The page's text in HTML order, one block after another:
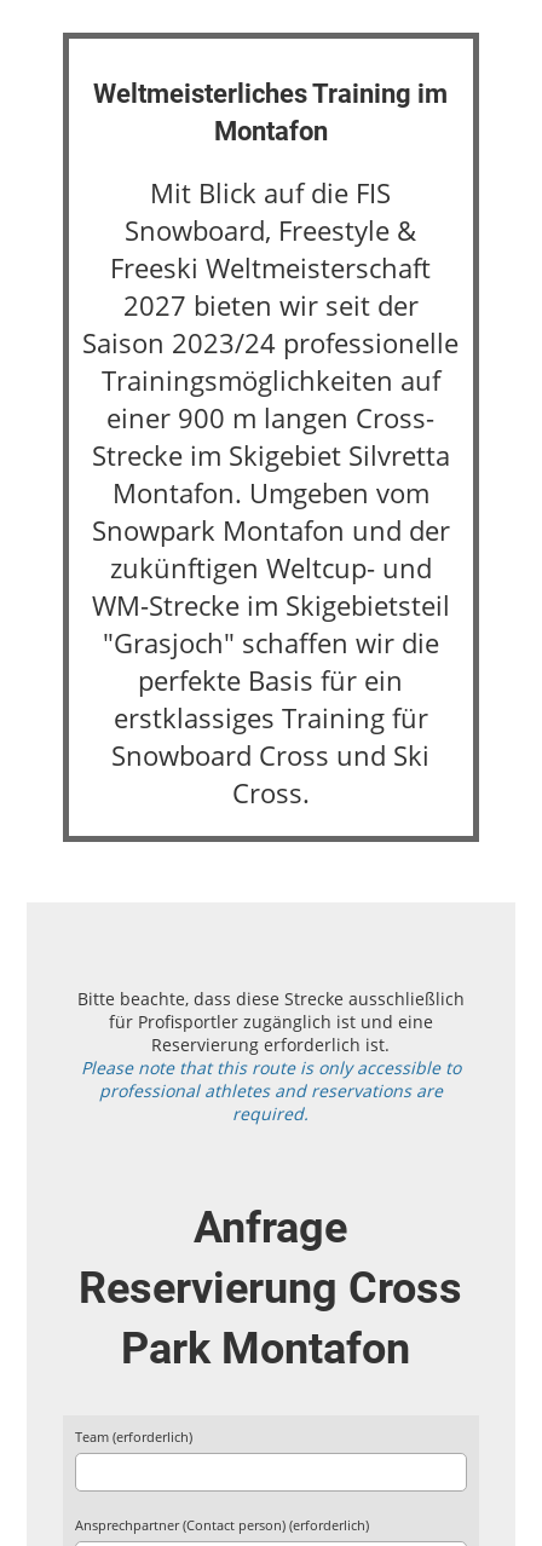
Weltmeisterliches Training im
Montafon
Mit Blick auf die FIS
Snowboard, Freestyle &
Freeski Weltmeisterschaft
2027 bieten wir seit der
Saison 2023/24 professionelle
Trainingsmöglichkeiten auf
einer 900 m langen Cross-
Strecke im Skigebiet Silvretta
Montafon. Umgeben vom
Snowpark Montafon und der
zukünftigen Weltcup- und
WM-Strecke im Skigebietsteil
"Grasjoch" schaffen wir die
perfekte Basis für ein
erstklassiges Training für
Snowboard Cross und Ski
Cross.
Bitte beachte, dass diese Strecke ausschließlich
für Profisportler zugänglich ist und eine
Reservierung erforderlich ist.
Please note that this route is only accessible to
professional athletes and reservations are
required.
Anfrage
Reservierung Cross
Park Montafon
Team (erforderlich)
Ansprechpartner (Contact person) (erforderlich)